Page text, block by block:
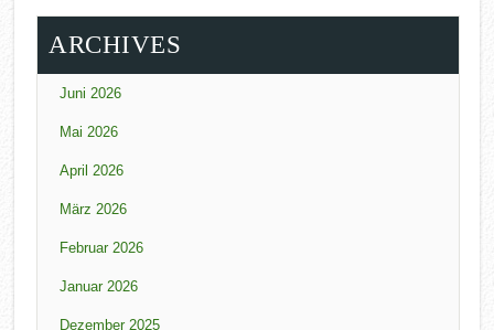
ARCHIVES
Juni 2026
Mai 2026
April 2026
März 2026
Februar 2026
Januar 2026
Dezember 2025